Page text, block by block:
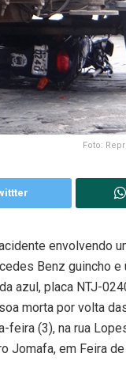
Foto:
envolvendo
Benz guincho e
azul, placa NTJ-
morta por volta
feira (3), na rua
Jomafa, em Feira de